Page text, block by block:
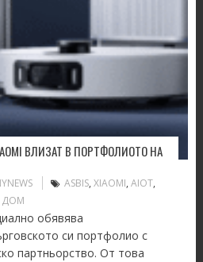
ВЛИЗАТ В ПОРТФОЛИОТО НА
ASBIS, XIAOMI, АIOT,
ДОМ
обявява
си портфолио с
партньорство. От това